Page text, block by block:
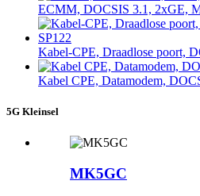
ECMM, DOCSIS 3.1, 2xGE,
Kabel-CPE, Draadlose poort,
Kabel CPE, Datamodem,
5G Kleinsel
MK5GC